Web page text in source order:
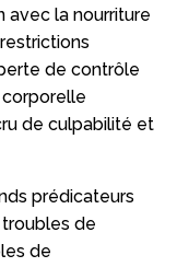
avec la nourriture
de contrôle
corporelle
de culpabilité et
prédicateurs
de
de